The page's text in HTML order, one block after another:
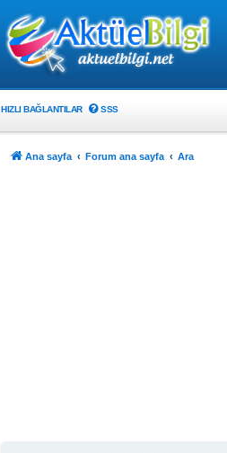
HIZLI BAĞLANTILAR SSS
Ana sayfa Forum ana sayfa Ara